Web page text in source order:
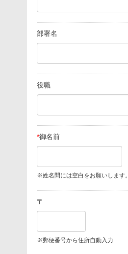
部署名
役職
*御名前
※姓名間には空白をお願いします。
〒
※郵便番号から住所自動入力